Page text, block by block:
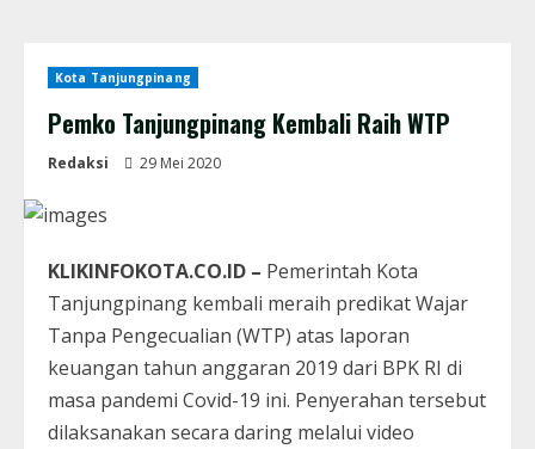
Kota Tanjungpinang
Pemko Tanjungpinang Kembali Raih WTP
Redaksi 29 Mei 2020
KLIKINFOKOTA.CO.ID – Pemerintah Kota
Tanjungpinang kembali meraih predikat Wajar
Tanpa Pengecualian (WTP) atas laporan
keuangan tahun anggaran 2019 dari BPK RI di
masa pandemi Covid-19 ini. Penyerahan tersebut
dilaksanakan secara daring melalui video